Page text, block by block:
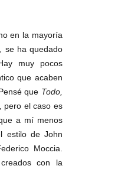
en la mayoría
se ha quedado
muy pocos
que acaben
que Todo,
pero el caso es
a mí menos
estilo de John
Moccia.
con la